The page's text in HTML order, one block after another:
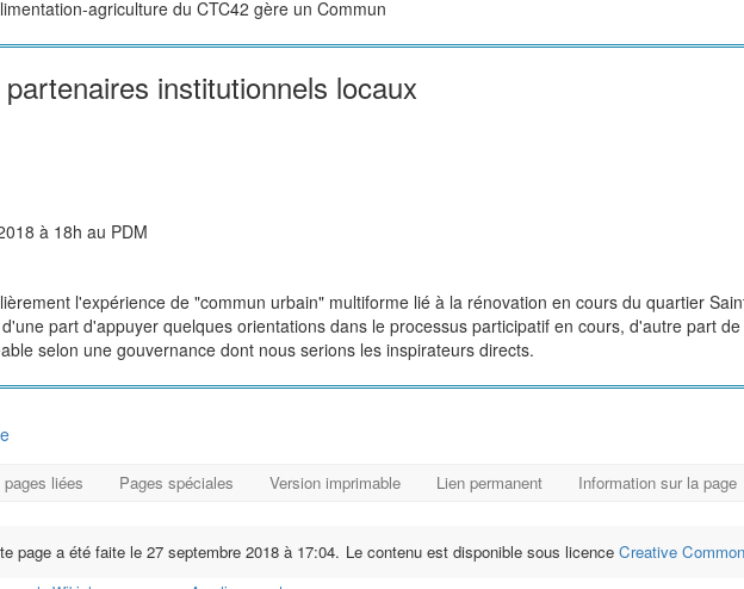
agriculture du CTC42 gère un Commun
institutionnels locaux
à 18h au PDM
l'expérience de "commun urbain" multiforme lié à la rénovation en cours du quartier
part d'appuyer quelques orientations dans le processus participatif en cours, d'autre part
selon une gouvernance dont nous serions les inspirateurs directs.
liées Pages spéciales Version imprimable Lien permanent Information sur la page
page a été faite le 27 septembre 2018 à 17:04. Le contenu est disponible sous licence Creative